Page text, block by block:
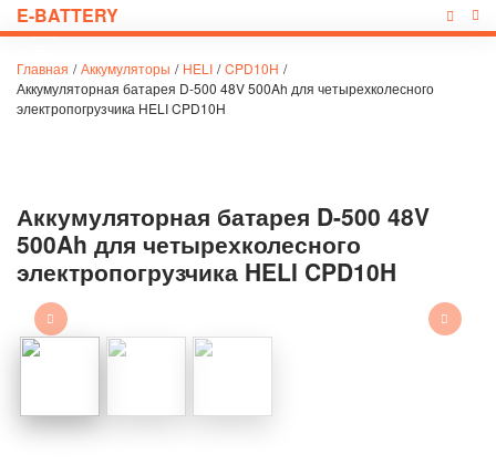
E-BATTERY
Главная / Аккумуляторы / HELI / CPD10H /
Аккумуляторная батарея D-500 48V 500Ah для четырехколесного
электропогрузчика HELI CPD10H
Аккумуляторная батарея D-500 48V
500Ah для четырехколесного
электропогрузчика HELI CPD10H